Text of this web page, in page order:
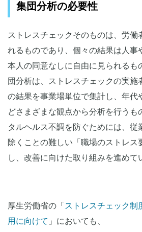
集団分析の必要性
ストレスチェックそのものは、労働
れるものであり、個々の結果は人事
本人の同意なしに自由に見られるも
団分析は、ストレスチェックの実施
の結果を事業場単位で集計し、年代
どさまざまな観点から分析を行うも
タルヘルス不調を防ぐためには、従
除くことの難しい「職場のストレス
し、改善に向けた取り組みを進めて
厚生労働省の「 ストレスチェック制
用に向けて 」においても、